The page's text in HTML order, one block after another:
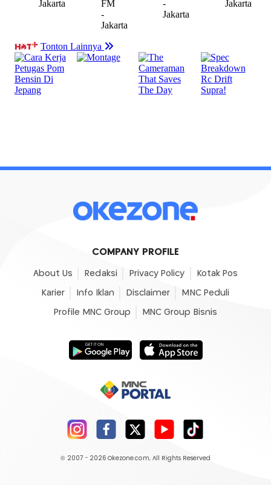
COMPANY PROFILE
About Us Redaksi Privacy Policy Kotak Pos
Karier Info Iklan Disclaimer MNC Peduli
Profile MNC Group MNC Group Bisnis
© 2007 - 2026 Okezone.com, All Rights Reserved